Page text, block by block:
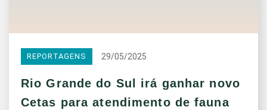
REPORTAGENS 29/05/2025
Rio Grande do Sul irá ganhar novo
Cetas para atendimento de fauna